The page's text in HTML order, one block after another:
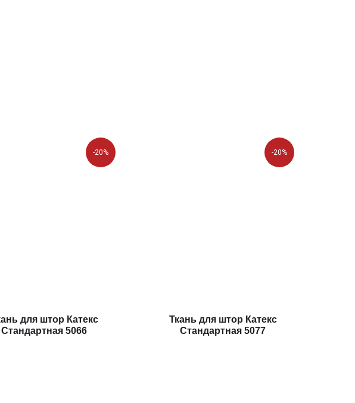
-20%
для штор Катекс
Стандартная 5066
-20%
Ткань для штор Катекс
Стандартная 5077